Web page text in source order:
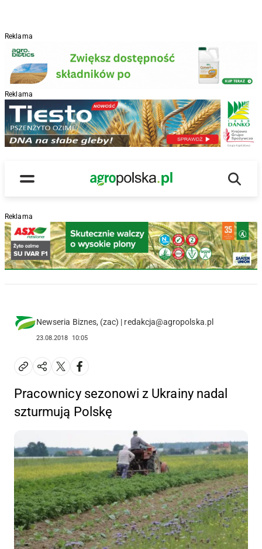
Reklama
Reklama
Menu
Main Logo
Reklama
Newseria Biznes, (zac) | redakcja@agropolska.pl
23.08.2018 10:05
Pracownicy sezonowi z Ukrainy nadal
szturmują Polskę